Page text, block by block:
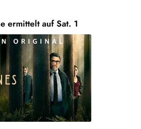
ermittelt auf Sat. 1